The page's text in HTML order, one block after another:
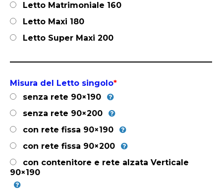
Letto Matrimoniale 160
Letto Maxi 180
Letto Super Maxi 200
Misura del Letto singolo*
senza rete 90×190
senza rete 90×200
con rete fissa 90×190
con rete fissa 90×200
con contenitore e rete alzata Verticale
90×190